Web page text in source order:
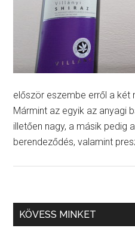
először eszembe erről a két
Mármint az egyik az anyagi
illetően nagy, a másik pedig
berendeződés, valamint
KÖVESS MINKET